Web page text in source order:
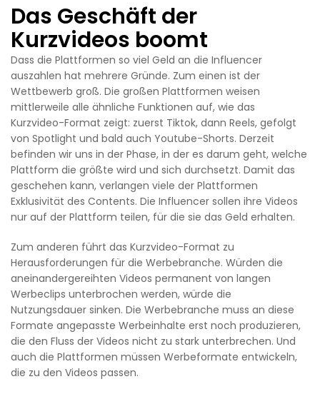
Das Geschäft der
Kurzvideos boomt
Dass die Plattformen so viel Geld an die Influencer
auszahlen hat mehrere Gründe. Zum einen ist der
Wettbewerb groß. Die großen Plattformen weisen
mittlerweile alle ähnliche Funktionen auf, wie das
Kurzvideo-Format zeigt: zuerst Tiktok, dann Reels, gefolgt
von Spotlight und bald auch Youtube-Shorts. Derzeit
befinden wir uns in der Phase, in der es darum geht, welche
Plattform die größte wird und sich durchsetzt. Damit das
geschehen kann, verlangen viele der Plattformen
Exklusivität des Contents. Die Influencer sollen ihre Videos
nur auf der Plattform teilen, für die sie das Geld erhalten.
Zum anderen führt das Kurzvideo-Format zu
Herausforderungen für die Werbebranche. Würden die
aneinandergereihten Videos permanent von langen
Werbeclips unterbrochen werden, würde die
Nutzungsdauer sinken. Die Werbebranche muss an diese
Formate angepasste Werbeinhalte erst noch produzieren,
die den Fluss der Videos nicht zu stark unterbrechen. Und
auch die Plattformen müssen Werbeformate entwickeln,
die zu den Videos passen.